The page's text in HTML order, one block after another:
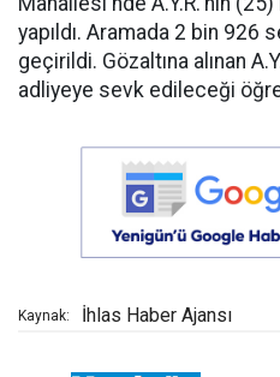
yapıldı. Aramada 2 bin 926
geçirildi. Gözaltına alınan
adliyeye sevk edileceği
Kaynak: İhlas Haber Ajansı